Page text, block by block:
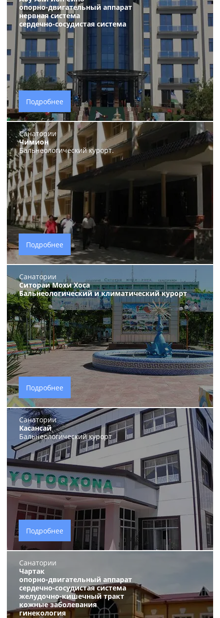
опорно-двигательный аппарат
нервная система
сердечно-сосудистая система
Подробнее
Санатории
Чимион
Бальнеологический курорт.
Подробнее
Санатории
Ситораи Мохи Хоса
Бальнеологический и климатический курорт
Подробнее
Санатории
Касансай
Бальнеологический курорт
Подробнее
Санатории
Чартак
опорно-двигательный аппарат
сердечно-сосудистая система
желудочно-кишечный тракт
кожные заболевания
гинекология